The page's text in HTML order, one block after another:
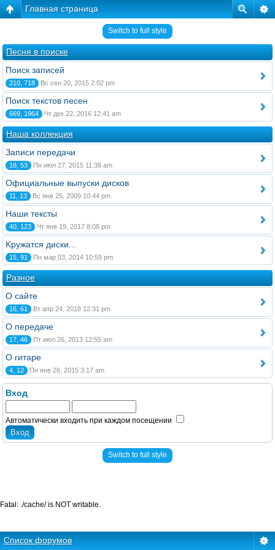
Главная страница
Switch to full style
Песня в поиске
Поиск записей
210, 718 Вс сен 20, 2015 2:02 pm
Поиск текстов песен
669, 1964 Чт дек 22, 2016 12:41 am
Наша коллекция
Записи передачи
18, 53 Пн июл 27, 2015 11:38 am
Официальные выпуски дисков
11, 13 Вс янв 25, 2009 10:44 pm
Наши тексты
40, 123 Чт янв 19, 2017 8:08 pm
Kружатся диски...
15, 91 Пн мар 03, 2014 10:59 pm
Разное
О сайте
16, 61 Вт апр 24, 2018 12:31 pm
О передаче
17, 46 Пт июл 26, 2013 12:55 am
О гитаре
4, 12 Пн янв 26, 2015 3:17 am
Вход
Автоматически входить при каждом посещении
Switch to full style
Список форумов
Fatal: ./cache/ is NOT writable.